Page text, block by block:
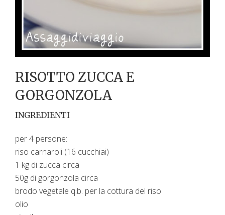
RISOTTO ZUCCA E
GORGONZOLA
INGREDIENTI
per 4 persone:
riso carnaroli (16 cucchiai)
1 kg di zucca circa
50g di gorgonzola circa
brodo vegetale q.b. per la cottura del riso
olio